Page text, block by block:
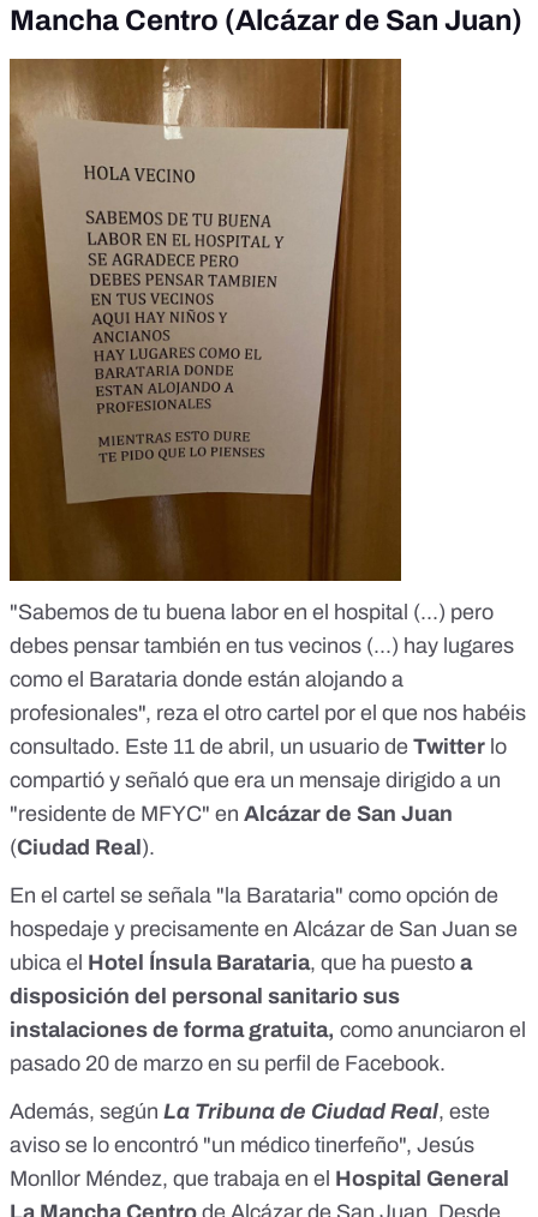
Mancha Centro (Alcázar de San Juan)
"Sabemos de tu buena labor en el hospital (...) pero
debes pensar también en tus vecinos (...) hay lugares
como el Barataria donde están alojando a
profesionales", reza el otro cartel por el que nos habéis
consultado. Este 11 de abril, un usuario de Twitter lo
compartió y señaló que era un mensaje dirigido a un
"residente de MFYC" en Alcázar de San Juan
(Ciudad Real).
En el cartel se señala "la Barataria" como opción de
hospedaje y precisamente en Alcázar de San Juan se
ubica el Hotel Ínsula Barataria, que ha puesto a
disposición del personal sanitario sus
instalaciones de forma gratuita, como anunciaron el
pasado 20 de marzo en su perfil de Facebook.
Además, según La Tribuna de Ciudad Real, este
aviso se lo encontró "un médico tinerfeño", Jesús
Monllor Méndez, que trabaja en el Hospital General
La Mancha Centro de Alcázar de San Juan. Desde